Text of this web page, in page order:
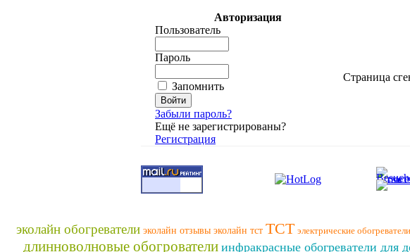
Авторизация
Пользователь
Пароль
Запомнить
Забыли пароль?
Ещё не зарегистрированы?
Регистрация
Страница
эколайн обогреватели эколайн отзывы эколайн тст ТСТ электрические обогреватели
длинноволновые обогрователи инфракрасные обогреватели для